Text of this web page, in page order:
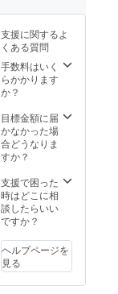
当日は
500円
UP
ら ファ
ミリー
マート
各店) ​・
ローソ
ンチ
コード:
32284
）ロー
売
■SRS
10,000
円（パ
レット
付） ■
カウン
ター
リー
マート
各店) ​・
ローソ
ンチ
ケット​
32284
）ロー
ソン各
■SRS
10,000
円（パ
ンフ
付） ■
カウン
ター
席
よる記
・挑戦
者・募
集者が
居ない
場合、
の試合
での
コール
が出来
ケット
を購入
して頂
いてる
象にな
ります)
ご購入
は、 発
支援に関するよ
くある質問
手数料はいく
らかかります
か？
目標金額に届
かなかった場
合どうなりま
すか？
支援で困った
時はどこに相
談したらいい
ですか？
ヘルプページを
見る